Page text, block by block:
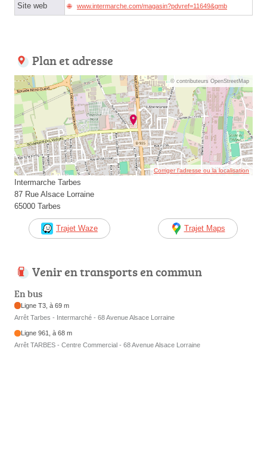
Site web www.intermarche.com/magasin?pdvref=11649&gmb
Plan et adresse
© contributeurs OpenStreetMap
Corriger l’adresse ou la localisation
Intermarche Tarbes
87 Rue Alsace Lorraine
65000 Tarbes
Trajet Waze Trajet Maps
Venir en transports en commun
En bus
Ligne T3, à 69 m
Arrêt Tarbes - Intermarché - 68 Avenue Alsace Lorraine
Ligne 961, à 68 m
Arrêt TARBES - Centre Commercial - 68 Avenue Alsace Lorraine